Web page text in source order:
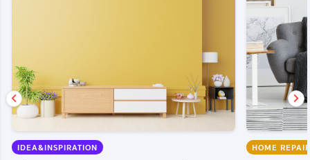
IDEA&INSPIRATION HOME REPAIR